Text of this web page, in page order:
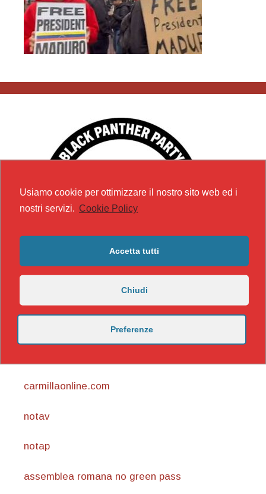
carmillaonline.com
notav
notap
assemblea romana no green pass
Usiamo cookie per ottimizzare il nostro sito web ed i
nostri servizi. Cookie Policy
Accetta tutti
Chiudi
Preferenze